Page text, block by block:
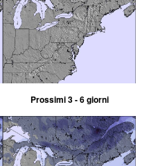
Prossimi 3 - 6 giorni